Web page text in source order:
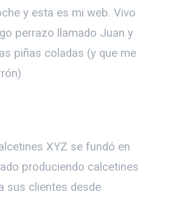
y esta es mi web. Vivo
perrazo llamado Juan y
piñas coladas (y que me
XYZ se fundó en
produciendo calcetines
sus clientes desde